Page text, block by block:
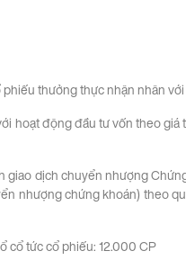
thưởng thực nhận nhân
hoạt động đầu tư vốn theo giá
giao dịch chuyển nhượng
nhượng chứng khoán) theo
cổ tức cổ phiếu: 12.000 CP